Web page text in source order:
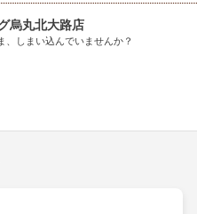
烏丸北大路店
、しまい込んでいませんか？